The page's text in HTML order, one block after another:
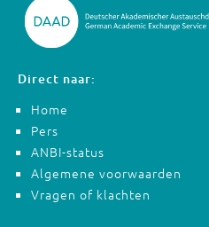
Direct naar:
Home
Pers
ANBI-status
Algemene voorwaarden
Vragen of klachten